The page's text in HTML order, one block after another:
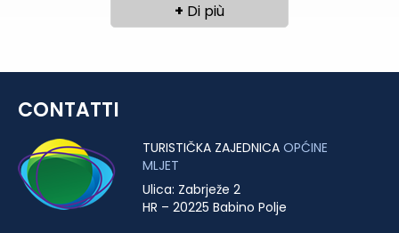
+ Di più
CONTATTI
TURISTIČKA ZAJEDNICA OPĆINE
MLJET
Ulica: Zabrježe 2
HR – 20225 Babino Polje